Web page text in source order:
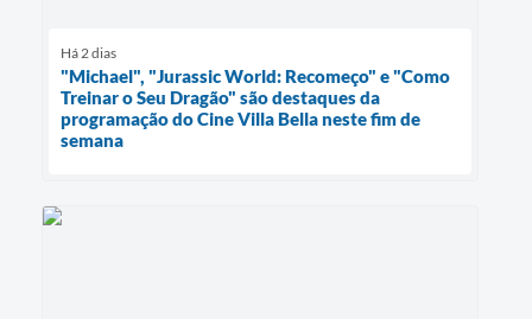
Há 2 dias
"Michael", "Jurassic World: Recomeço" e "Como
Treinar o Seu Dragão" são destaques da
programação do Cine Villa Bella neste fim de
semana